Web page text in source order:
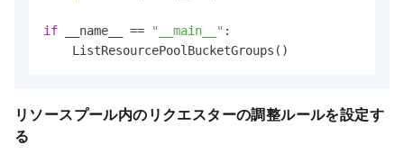
if __name__ == "__main__" :
    ListResourcePoolBucketGroups()
リソースプール内のリクエスターの調整ルールを設定す
る